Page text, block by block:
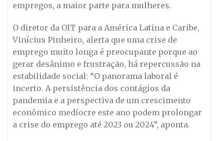
empregos, a maior parte para mulheres.
O diretor da OIT para a América Latina e Caribe,
Vinícius Pinheiro, alerta que uma crise de
emprego muito longa é preocupante porque ao
gerar desânimo e frustração, há repercussão na
estabilidade social: “O panorama laboral é
incerto. A persistência dos contágios da
pandemia e a perspectiva de um crescimento
econômico medíocre este ano podem prolongar
a crise do emprego até 2023 ou 2024”, aponta.